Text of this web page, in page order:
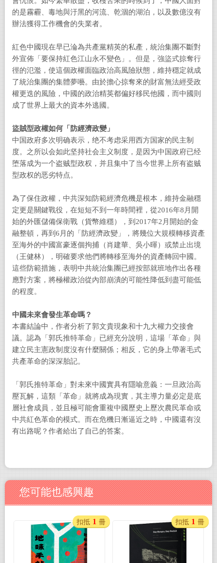
的是霧霾、毒地與汙黑的河流、乾涸的湖泊，以及數億沒有
辦法獲得工作機會的失業者。
紅色中國現在早已淪為共產黨精英的私產，統治集團不斷對
外宣佈「要保持紅色江山永不變色」。但是，強盜式掠奪行
徑的氾濫，使這個政權面臨政治高風險狀態，維持穩定就成
了統治集團的集體夢囈。由於擔心掠奪來的財富無法經受政
權更迭的風險，中國的政治精英都偏好移民他國，而中國則
成了世界上最大的資本外逃國。
盜賊型政權如何「防經濟政變」
中国政府多次明确表示，绝不考虑采用西方国家的民主制
度。之所以会如此坚持社会主义制度，是因为中国政府已经
堕落成为一个盗贼型政权，并且集中了当今世界上所有盗贼
型政权的恶劣特点。
為了保住政權，中共深知防範經濟危機是根本，維持金融穩
定更是關鍵戰役，在短短不到一年時間裡，從2016年8月開
始的外匯儲備保衛戰（貨幣維穩），到2017年2月開始的金
融整頓，再到6月的「防經濟政變」，將幾位大規模轉移資產
至海外的中國富豪逐個拘捕（肖建華、吳小暉）或禁止出境
（王健林），明確要求他們將轉移至海外的資產轉回中國。
這些防範措施，表明中共統治集團已經按部就班地作出各種
應對方案，將極權政治從內部崩潰的可能性降低到盡可能低
的程度。
中國未來會發生革命嗎？
本書結論中，作者分析了郭文貴現象和十九大權力交接會
議。認為「郭氏推特革命」已經充分說明，這場「革命」與
建立民主憲政制度沒有什麼關係；相反，它的身上帶著毛式
共產革命的深深胎記。
「郭氏推特革命」對未來中國實具有隱喻意義：一旦政治高
壓瓦解，這類「革命」就將成為現實，其主導力量必定是底
層社會成員，並且極可能會重複中國歷史上歷次農民革命或
中共紅色革命的模式。而在危機日漸逼近之時，中國還有沒
有出路呢？作者給出了自己的答案。
您可能也感興趣
扣抵 1 冊 扣抵 1 冊